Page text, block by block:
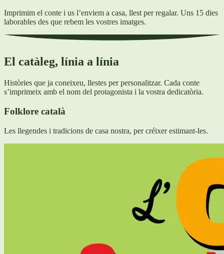
Imprimim el conte i us l’enviem a casa, llest per regalar. Uns 15 dies
laborables des que rebem les vostres imatges.
El catàleg, línia a línia
Històries que ja coneixeu, llestes per personalitzar. Cada conte
s’imprimeix amb el nom del protagonista i la vostra dedicatòria.
Folklore català
Les llegendes i tradicions de casa nostra, per créixer estimant-les.